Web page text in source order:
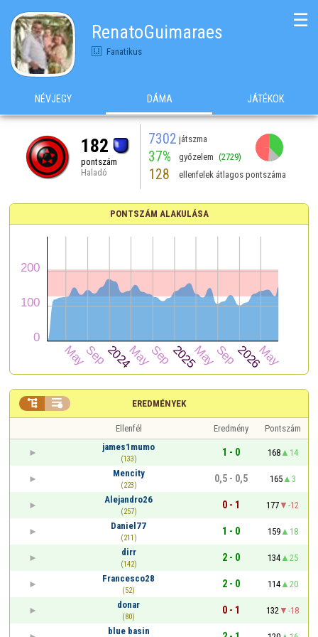
RenatoGuimaraes
Fanatikus
☰
NÉVJEGY DÁMA JÁTÉKOK
182
pontszám
Haladó
7302 játszma
37% győzelem (2729)
128 ellenfelek átlagos pontszáma
PONTSZÁM ALAKULÁSA
EREDMÉNYEK
 
Ellenfél Eredmény
Pontszám
james1mumo
(133)
1 - 0 168
14
Mencity
(223)
0,5 - 0,5 165
3
Alejandro26
(257)
0 - 1 177
-12
Daniel77
(211)
1 - 0 159
18
dirr
(142)
2 - 0 134
25
Francesco28
(52)
2 - 0 114
20
donar
(80)
0 - 1 132
-18
blue basin